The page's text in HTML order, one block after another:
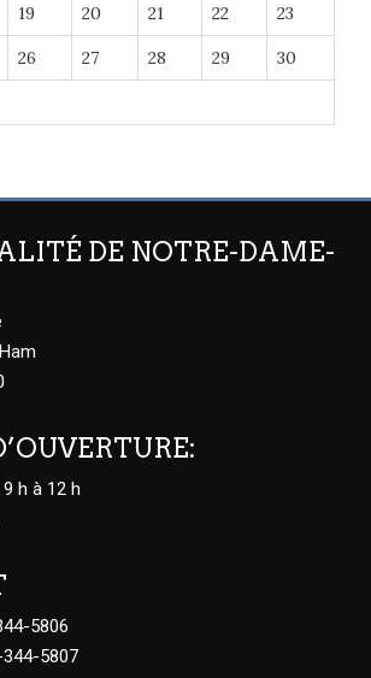
19 20 21 22 23
26 27 28 29 30
DE NOTRE-DAME-
h à 12 h
5806
5807